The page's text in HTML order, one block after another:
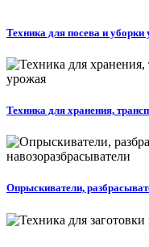
Техника для посева и уборки
Техника для хранения,
Опрыскиватели,